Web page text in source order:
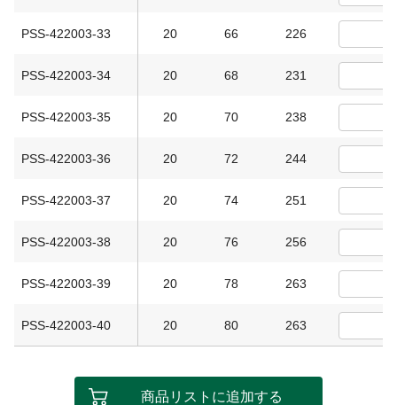
PSS-422003-33 20 66 226
PSS-422003-34 20 68 231
PSS-422003-35 20 70 238
PSS-422003-36 20 72 244
PSS-422003-37 20 74 251
PSS-422003-38 20 76 256
PSS-422003-39 20 78 263
PSS-422003-40 20 80 263
商品リストに追加する